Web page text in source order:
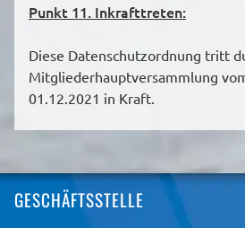
Punkt 11. Inkrafttreten:
Diese Datenschutzordnung tritt
Mitgliederhauptversammlung
01.12.2021 in Kraft.
GESCHÄFTSSTELLE